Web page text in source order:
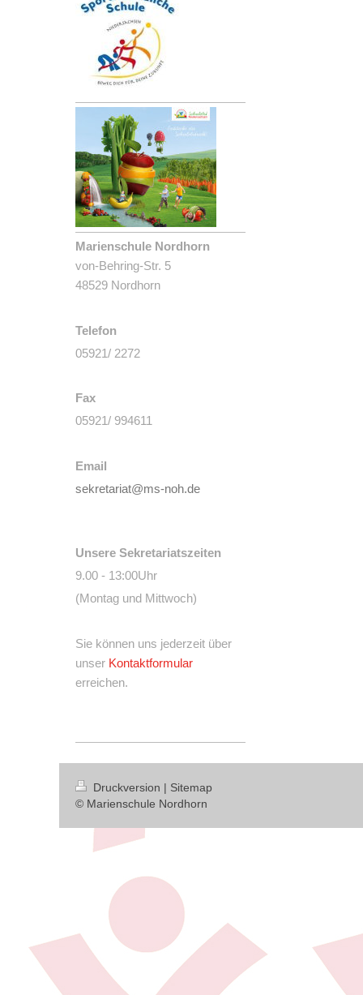
Marienschule Nordhorn
von-Behring-Str. 5
48529 Nordhorn
Telefon
05921/ 2272
Fax
05921/ 994611
Email
sekretariat@ms-noh.de
Unsere Sekretariatszeiten
9.00 - 13:00Uhr
(Montag und Mittwoch)
Sie können uns jederzeit über
unser Kontaktformular
erreichen.
Druckversion | Sitemap
© Marienschule Nordhorn